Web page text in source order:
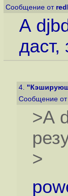
Сообщение от
А
даст,
4.
Сообщение от
>А
>